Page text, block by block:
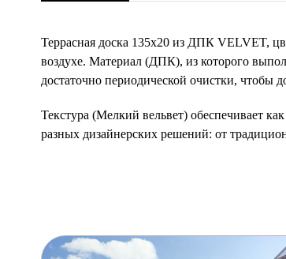
Террасная доска 135х20 из ДПК VELVET,
воздухе. Материал (ДПК), из которого
достаточно периодической очистки, чтобы
Текстура (Мелкий вельвет) обеспечивает
разных дизайнерских решений: от